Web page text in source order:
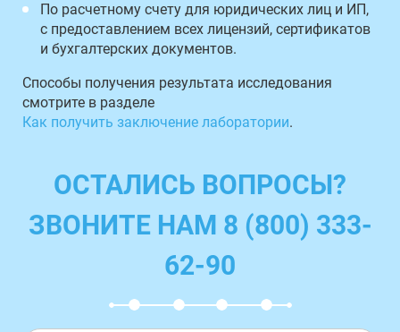
По расчетному счету для юридических лиц и ИП,
с предоставлением всех лицензий, сертификатов
и бухгалтерских документов.
Способы получения результата исследования
смотрите в разделе
Как получить заключение лаборатории.
ОСТАЛИСЬ ВОПРОСЫ?
ЗВОНИТЕ НАМ 8 (800) 333-
62-90